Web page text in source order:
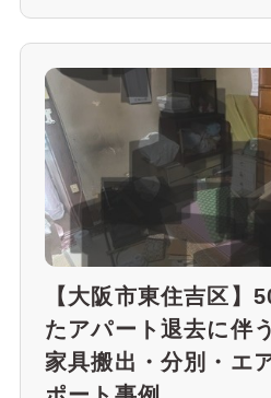
【大阪市東住吉区】
たアパート退去に伴
家具搬出・分別・エ